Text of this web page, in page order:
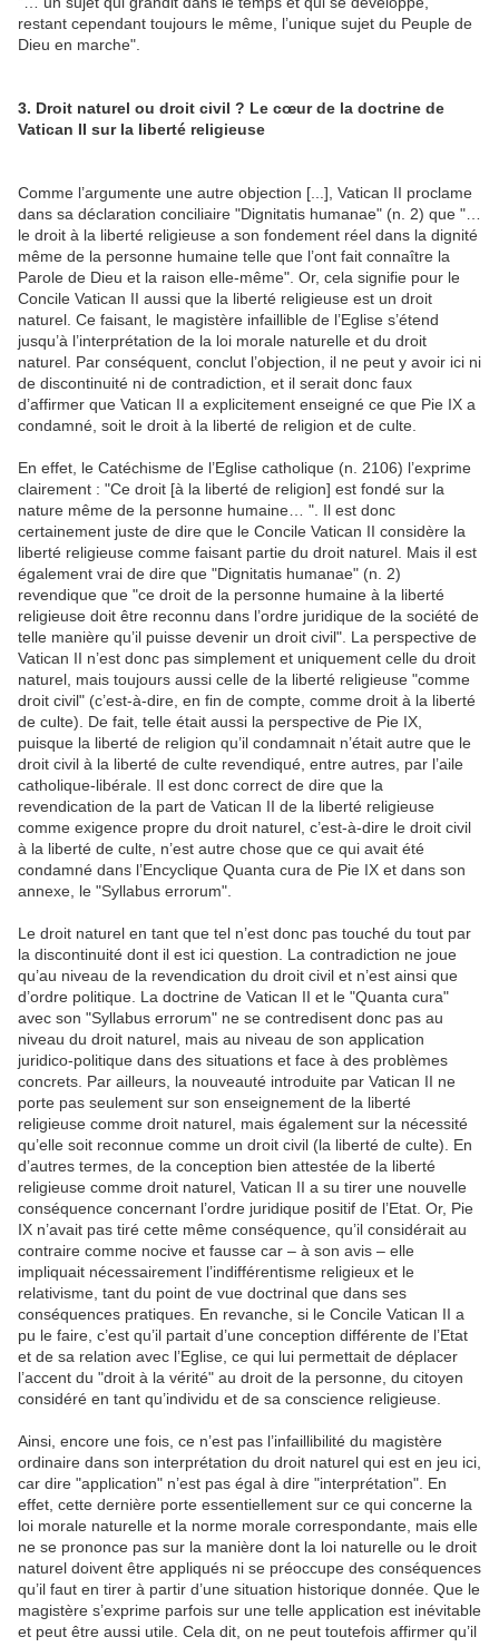
restant cependant toujours le même, l’unique sujet du Peuple de
Dieu en marche".
3. Droit naturel ou droit civil ? Le cœur de la doctrine de
Vatican II sur la liberté religieuse
Comme l’argumente une autre objection [...], Vatican II proclame
dans sa déclaration conciliaire "Dignitatis humanae" (n. 2) que "…
le droit à la liberté religieuse a son fondement réel dans la dignité
même de la personne humaine telle que l’ont fait connaître la
Parole de Dieu et la raison elle-même". Or, cela signifie pour le
Concile Vatican II aussi que la liberté religieuse est un droit
naturel. Ce faisant, le magistère infaillible de l’Eglise s’étend
jusqu’à l’interprétation de la loi morale naturelle et du droit
naturel. Par conséquent, conclut l’objection, il ne peut y avoir ici ni
de discontinuité ni de contradiction, et il serait donc faux
d’affirmer que Vatican II a explicitement enseigné ce que Pie IX a
condamné, soit le droit à la liberté de religion et de culte.
En effet, le Catéchisme de l’Eglise catholique (n. 2106) l’exprime
clairement : "Ce droit [à la liberté de religion] est fondé sur la
nature même de la personne humaine… ". Il est donc
certainement juste de dire que le Concile Vatican II considère la
liberté religieuse comme faisant partie du droit naturel. Mais il est
également vrai de dire que "Dignitatis humanae" (n. 2)
revendique que "ce droit de la personne humaine à la liberté
religieuse doit être reconnu dans l’ordre juridique de la société de
telle manière qu’il puisse devenir un droit civil". La perspective de
Vatican II n’est donc pas simplement et uniquement celle du droit
naturel, mais toujours aussi celle de la liberté religieuse "comme
droit civil" (c’est-à-dire, en fin de compte, comme droit à la liberté
de culte). De fait, telle était aussi la perspective de Pie IX,
puisque la liberté de religion qu’il condamnait n’était autre que le
droit civil à la liberté de culte revendiqué, entre autres, par l’aile
catholique-libérale. Il est donc correct de dire que la
revendication de la part de Vatican II de la liberté religieuse
comme exigence propre du droit naturel, c’est-à-dire le droit civil
à la liberté de culte, n’est autre chose que ce qui avait été
condamné dans l’Encyclique Quanta cura de Pie IX et dans son
annexe, le "Syllabus errorum".
Le droit naturel en tant que tel n’est donc pas touché du tout par
la discontinuité dont il est ici question. La contradiction ne joue
qu’au niveau de la revendication du droit civil et n’est ainsi que
d’ordre politique. La doctrine de Vatican II et le "Quanta cura"
avec son "Syllabus errorum" ne se contredisent donc pas au
niveau du droit naturel, mais au niveau de son application
juridico-politique dans des situations et face à des problèmes
concrets. Par ailleurs, la nouveauté introduite par Vatican II ne
porte pas seulement sur son enseignement de la liberté
religieuse comme droit naturel, mais également sur la nécessité
qu’elle soit reconnue comme un droit civil (la liberté de culte). En
d’autres termes, de la conception bien attestée de la liberté
religieuse comme droit naturel, Vatican II a su tirer une nouvelle
conséquence concernant l’ordre juridique positif de l’Etat. Or, Pie
IX n’avait pas tiré cette même conséquence, qu’il considérait au
contraire comme nocive et fausse car – à son avis – elle
impliquait nécessairement l’indifférentisme religieux et le
relativisme, tant du point de vue doctrinal que dans ses
conséquences pratiques. En revanche, si le Concile Vatican II a
pu le faire, c’est qu’il partait d’une conception différente de l’Etat
et de sa relation avec l’Eglise, ce qui lui permettait de déplacer
l’accent du "droit à la vérité" au droit de la personne, du citoyen
considéré en tant qu’individu et de sa conscience religieuse.
Ainsi, encore une fois, ce n’est pas l’infaillibilité du magistère
ordinaire dans son interprétation du droit naturel qui est en jeu ici,
car dire "application" n’est pas égal à dire "interprétation". En
effet, cette dernière porte essentiellement sur ce qui concerne la
loi morale naturelle et la norme morale correspondante, mais elle
ne se prononce pas sur la manière dont la loi naturelle ou le droit
naturel doivent être appliqués ni se préoccupe des conséquences
qu’il faut en tirer à partir d’une situation historique donnée. Que le
magistère s’exprime parfois sur une telle application est inévitable
et peut être aussi utile. Cela dit, on ne peut toutefois affirmer qu’il